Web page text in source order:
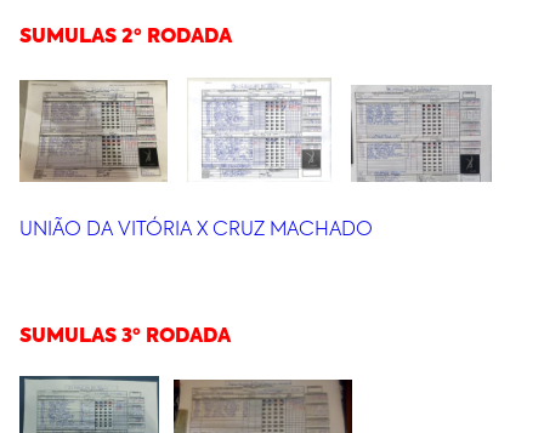
SUMULAS 2º RODADA
UNIÃO DA VITÓRIA X CRUZ MACHADO
SUMULAS 3º RODADA